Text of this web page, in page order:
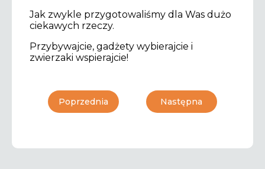
Jak zwykle przygotowaliśmy dla Was dużo
ciekawych rzeczy.
Przybywajcie, gadżety wybierajcie i
zwierzaki wspierajcie!
Poprzednia Następna